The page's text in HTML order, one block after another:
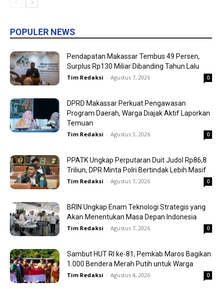
POPULER NEWS
Pendapatan Makassar Tembus 49 Persen,
Surplus Rp130 Miliar Dibanding Tahun Lalu
Tim Redaksi - Agustus 7, 2026 0
DPRD Makassar Perkuat Pengawasan
Program Daerah, Warga Diajak Aktif Laporkan
Temuan
Tim Redaksi - Agustus 3, 2026 0
PPATK Ungkap Perputaran Duit Judol Rp86,8
Triliun, DPR Minta Polri Bertindak Lebih Masif
Tim Redaksi - Agustus 7, 2026 0
BRIN Ungkap Enam Teknologi Strategis yang
Akan Menentukan Masa Depan Indonesia
Tim Redaksi - Agustus 7, 2026 0
Sambut HUT RI ke-81, Pemkab Maros Bagikan
1.000 Bendera Merah Putih untuk Warga
Tim Redaksi - Agustus 4, 2026 0